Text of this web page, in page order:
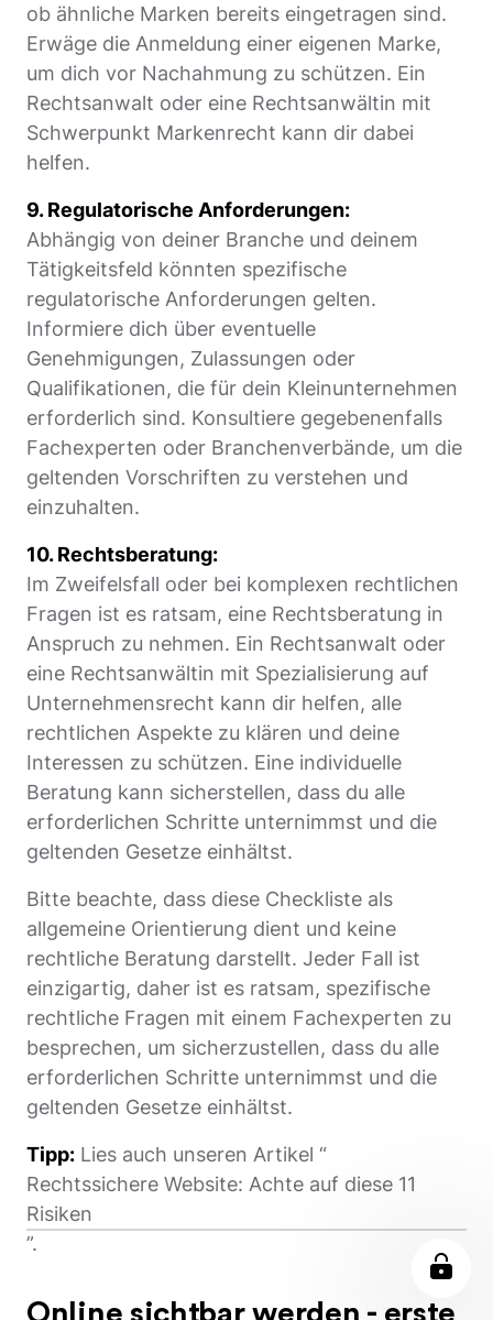
ob ähnliche Marken bereits eingetragen sind.
Erwäge die Anmeldung einer eigenen Marke,
um dich vor Nachahmung zu schützen. Ein
Rechtsanwalt oder eine Rechtsanwältin mit
Schwerpunkt Markenrecht kann dir dabei
helfen.
9. Regulatorische Anforderungen:
Abhängig von deiner Branche und deinem
Tätigkeitsfeld könnten spezifische
regulatorische Anforderungen gelten.
Informiere dich über eventuelle
Genehmigungen, Zulassungen oder
Qualifikationen, die für dein Kleinunternehmen
erforderlich sind. Konsultiere gegebenenfalls
Fachexperten oder Branchenverbände, um die
geltenden Vorschriften zu verstehen und
einzuhalten.
10. Rechtsberatung:
Im Zweifelsfall oder bei komplexen rechtlichen
Fragen ist es ratsam, eine Rechtsberatung in
Anspruch zu nehmen. Ein Rechtsanwalt oder
eine Rechtsanwältin mit Spezialisierung auf
Unternehmensrecht kann dir helfen, alle
rechtlichen Aspekte zu klären und deine
Interessen zu schützen. Eine individuelle
Beratung kann sicherstellen, dass du alle
erforderlichen Schritte unternimmst und die
geltenden Gesetze einhältst.
Bitte beachte, dass diese Checkliste als
allgemeine Orientierung dient und keine
rechtliche Beratung darstellt. Jeder Fall ist
einzigartig, daher ist es ratsam, spezifische
rechtliche Fragen mit einem Fachexperten zu
besprechen, um sicherzustellen, dass du alle
erforderlichen Schritte unternimmst und die
geltenden Gesetze einhältst.
Tipp: Lies auch unseren Artikel “
Rechtssichere Website: Achte auf diese 11
Risiken
”.
Online sichtbar werden - erste